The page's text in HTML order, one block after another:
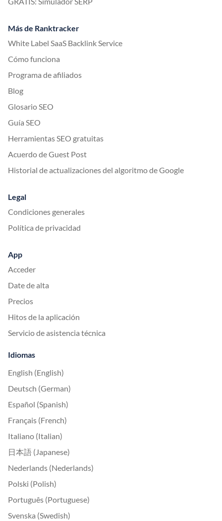
Más de Ranktracker
White Label SaaS Backlink Service
Cómo funciona
Programa de afiliados
Blog
Glosario SEO
Guía SEO
Herramientas SEO gratuitas
Acuerdo de Guest Post
Historial de actualizaciones del algoritmo de Google
Legal
Condiciones generales
Política de privacidad
App
Acceder
Date de alta
Precios
Hitos de la aplicación
Servicio de asistencia técnica
Idiomas
English (English)
Deutsch (German)
Español (Spanish)
Français (French)
Italiano (Italian)
日本語 (Japanese)
Nederlands (Nederlands)
Polski (Polish)
Português (Portuguese)
Svenska (Swedish)